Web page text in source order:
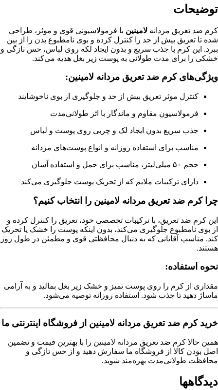
توضیحات
کرم ضد تعریق مردانه لامینین با فرمولاسیونی قوی و موثر، طراحی
شده تا تعریق بیش از حد را کنترل کرده و بوی نامطبوع بدن را از بین
ببرد. این کرم با جذب سریع و بدون ایجاد لکه روی لباس، حس تازگی و
خشکی را برای مدت طولانی به پوست زیر بغل هدیه می‌کند.
ویژگی‌های کرم ضد تعریق مردانه لامینین:
کنترل موثر تعریق بیش از حد و جلوگیری از بوی ناخوشایند
فرمولاسیون مقاوم و ماندگار با اثر طولانی‌مدت
جذب سریع بدون ایجاد لک و چربی روی پوست و لباس
مناسب برای استفاده روزانه و انواع پوست‌های مردانه
حجم ۵۰ میلی‌لیتر، مناسب برای حمل و استفاده آسان
دارای ترکیبات ملایم که از تحریک پوست جلوگیری می‌کند
چرا کرم ضد تعریق مردانه لامینین را انتخاب کنیم؟
این کرم ضد تعریق، با ترکیبات تخصصی خود، تعریق را کنترل کرده و
از بوی نامطبوع جلوگیری می‌کند، بدون اینکه پوست را خشک یا تحریک
کند. مناسب آقایانی که به دنبال محافظتی قوی و مطمئن در طول روز
هستند.
نحوه استفاده:
مقداری از کرم را روی پوست تمیز و خشک زیر بغل بمالید و به آرامی
ماساژ دهید تا جذب شود. استفاده روزانه توصیه می‌شود.
خرید کرم ضد تعریق مردانه لامینین از فروشگاه اینترنتی ما
همین حالا کرم ضد تعریق مردانه لامینین را با بهترین قیمت و تضمین
اصل بودن کالا از فروشگاه ما سفارش دهید و از حس تازگی و
محافظت طولانی‌مدت بهره‌مند شوید.
دیدگاهها